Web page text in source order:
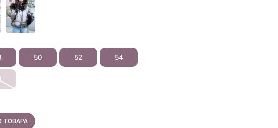
50 52 54
ТОВАРА